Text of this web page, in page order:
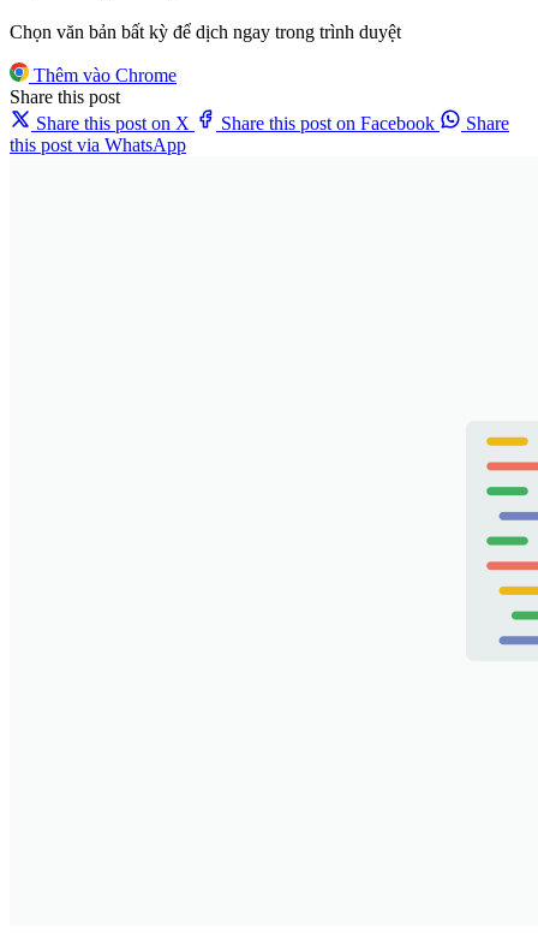
Chọn văn bản bất kỳ để dịch ngay trong trình duyệt
Thêm vào Chrome
Share this post
Share this post on X
Share this post on Facebook
Share
this post via WhatsApp